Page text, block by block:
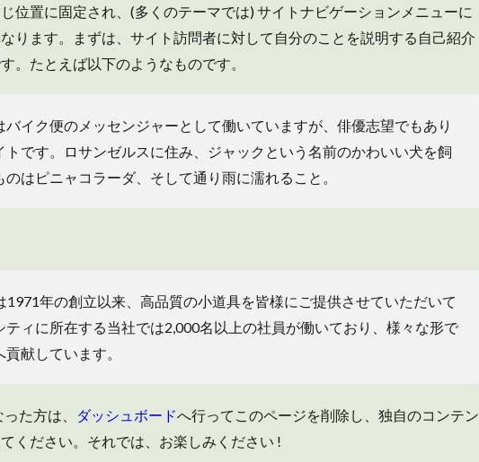
位置に固定され、(多くのテーマでは) サイトナビゲーションメニューに
ります。まずは、サイト訪問者に対して自分のことを説明する自己紹介
。たとえば以下のようなものです。
バイク便のメッセンジャーとして働いていますが、俳優志望でもあり
トです。ロサンゼルスに住み、ジャックという名前のかわいい犬を飼
はピニャコラーダ、そして通り雨に濡れること。
1971年の創立以来、高品質の小道具を皆様にご提供させていただいて
ティに所在する当社では2,000名以上の社員が働いており、様々な形で
献しています。
た方は、 ダッシュボードへ行ってこのページを削除し、独自のコンテン
ください。それでは、お楽しみください !